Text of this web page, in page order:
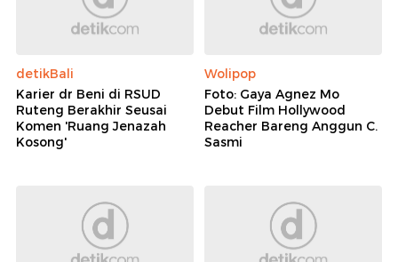
detikBali
Karier dr Beni di RSUD
Ruteng Berakhir Seusai
Komen 'Ruang Jenazah
Kosong'
Wolipop
Foto: Gaya Agnez Mo
Debut Film Hollywood
Reacher Bareng Anggun C.
Sasmi